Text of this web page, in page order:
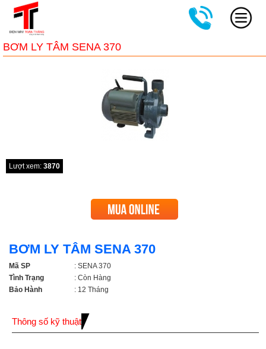
BƠM LY TÂM SENA 370
Lượt xem: 3870
BƠM LY TÂM SENA 370
Mã SP
: SENA 370
Tình Trạng
: Còn Hàng
Bảo Hành
: 12 Tháng
Thông số kỹ thuật